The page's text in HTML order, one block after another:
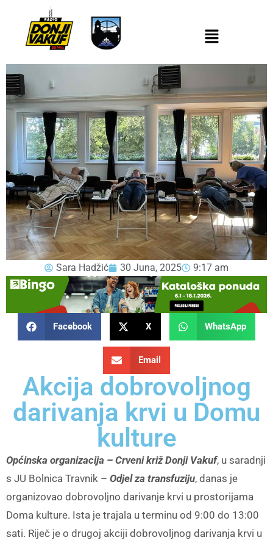
Sara Hadžić 30 Juna, 2025 9:17 am
Facebook X WhatsApp
Email
Akcija dobrovoljnog
darivanja krvi u Domu
kulture
Općinska organizacija – Crveni križ Donji Vakuf, u saradnji
s JU Bolnica Travnik – Odjel za transfuziju, danas je
organizovao dobrovoljno darivanje krvi u prostorijama
Doma kulture. Ista je trajala u terminu od 9:00 do 13:00
sati. Riječ je o drugoj akciji dobrovoljnog darivanja krvi u